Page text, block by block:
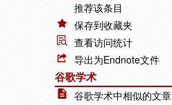
推荐该条目
保存到收藏夹
查看访问统计
导出为Endnote文件
谷歌学术
谷歌学术中相似的文章